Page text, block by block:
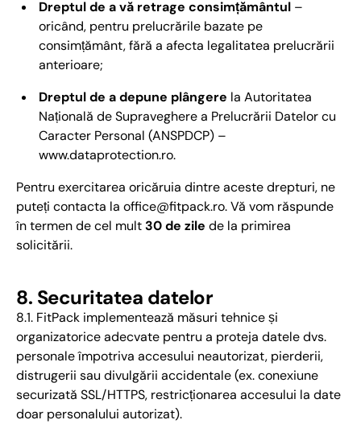
Dreptul de a vă retrage consimțământul –
oricând, pentru prelucrările bazate pe
consimțământ, fără a afecta legalitatea prelucrării
anterioare;
Dreptul de a depune plângere la Autoritatea
Națională de Supraveghere a Prelucrării Datelor cu
Caracter Personal (ANSPDCP) –
www.dataprotection.ro.
Pentru exercitarea oricăruia dintre aceste drepturi, ne
puteți contacta la office@fitpack.ro. Vă vom răspunde
în termen de cel mult30 de zile de la primirea
solicitării.
8. Securitatea datelor
8.1. FitPack implementează măsuri tehnice și
organizatorice adecvate pentru a proteja datele dvs.
personale împotriva accesului neautorizat, pierderii,
distrugerii sau divulgării accidentale (ex. conexiune
securizată SSL/HTTPS, restricționarea accesului la date
doar personalului autorizat).